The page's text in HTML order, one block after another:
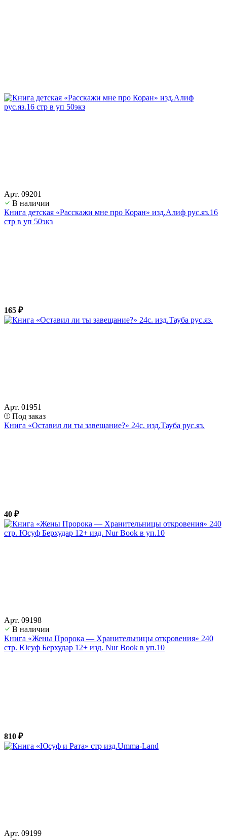
Арт. 09201
В наличии
Книга детская «Расскажи мне про Коран» изд.Алиф рус.яз.16
стр в уп 50экз
165 ₽
Арт. 01951
Под заказ
Книга «Оставил ли ты завещание?» 24с. изд.Тауба рус.яз.
40 ₽
Арт. 09198
В наличии
Книга «Жены Пророка — Хранительницы откровения» 240
стр. Юсуф Берхудар 12+ изд. Nur Book в уп.10
810 ₽
Арт. 09199